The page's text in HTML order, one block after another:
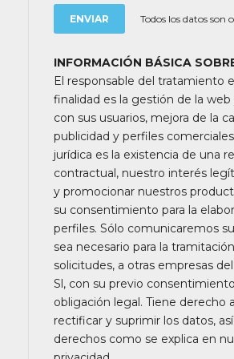
durante la ruta alguno de los
de las ciudades recorridas.
el cliente cambiará de autocar /
recorrido.
Nos reservamos el derecho de
los itinerarios detallados (bien
época del año o cuando el guía lo
necesario) y en circunstancias
puntos visitados o el orden de las
retrasos por densidad de tráfico
periodos o situaciones
complicados). En la mayoría de
cambios de itinerario son
dicha información aparece en las
bono.
Recomendamos a nuestros
atención los itinerarios detallados
información descrita en la
Todos los datos son
INFORMACIÓN BÁSICA
El responsable del tratamiento
finalidad es la gestión de la web
con sus usuarios, mejora de la
publicidad y perfiles
jurídica es la existencia de una
contractual, nuestro interés
y promocionar nuestros
su consentimiento para la
perfiles. Sólo comunicaremos
sea necesario para la
solicitudes, a otras empresas
Sl, con su previo
obligación legal. Tiene derecho
rectificar y suprimir los datos,
derechos como se explica en